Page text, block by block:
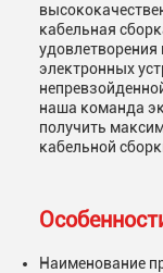
кабельная
удовлетворения
электронных
наша команда
получить
кабельной
Наименование